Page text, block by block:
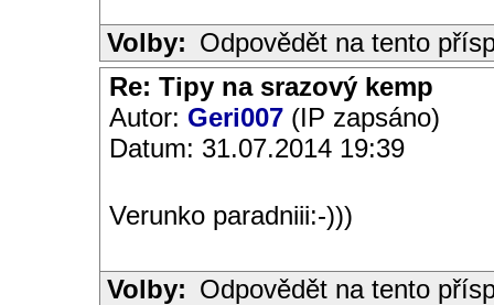
Volby: Odpovědět na tento
Re: Tipy na srazový kemp
Autor: Geri007 (IP zapsáno)
Datum: 31.07.2014 19:39
Verunko paradniii:-)))
Volby: Odpovědět na tento